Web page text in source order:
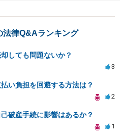
法律Q&Aランキング
しても問題ないか？
3
い負担を回避する方法は？
2
破産手続に影響はあるか？
1